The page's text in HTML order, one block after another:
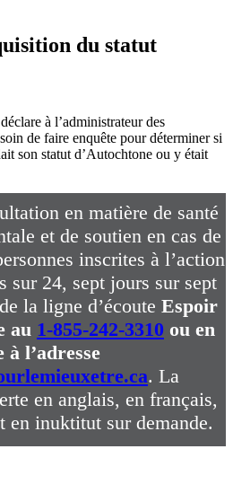
du statut
à l’administrateur des
de faire enquête pour déterminer si
son statut d’Autochtone ou y était
en matière de santé
et de soutien en cas de
inscrites à l’action
sur 24, sept jours sur sept
la ligne d’écoute Espoir
au 1-855-242-3310 ou en
à l’adresse
. La
en anglais, en français,
en inuktitut sur demande.